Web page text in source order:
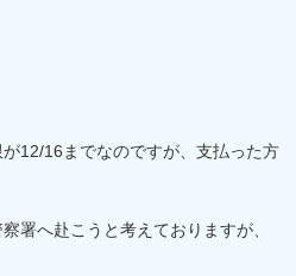
12/16までなのですが、支払った方
署へ赴こうと考えておりますが、